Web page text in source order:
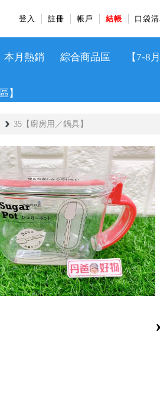
登入 註冊 帳戶 結帳 口袋
本月熱銷 綜合商品區 【7-8
】
35【廚房用／鍋具】
›